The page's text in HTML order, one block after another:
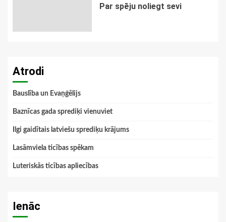
Par spēju noliegt sevi
Atrodi
Bauslība un Evaņģēlijs
Baznīcas gada sprediķi vienuviet
Ilgi gaidītais latviešu sprediķu krājums
Lasāmviela ticības spēkam
Luteriskās ticības apliecības
Ienāc